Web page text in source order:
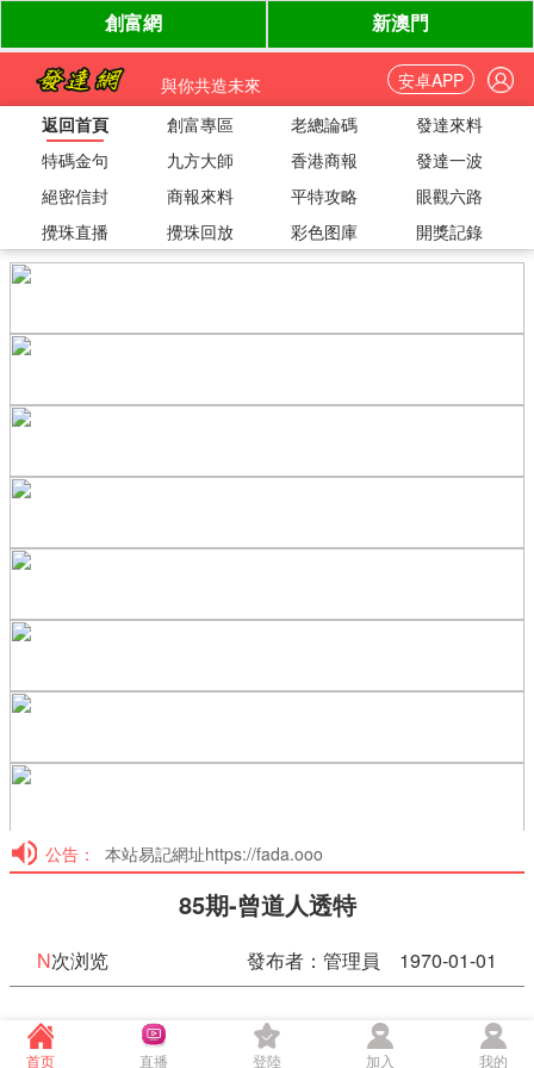
與你共造未來
安卓APP
返回首頁
創富專區 老總論碼
發達來料
特碼金句
九方大師 香港商報
發達一波
絕密信封
商報來料 平特攻略
眼觀六路
攪珠直播
攪珠回放 彩色图庫 開獎記錄
公告： 本站易記網址https://fada.ooo
85期-曾道人透特
N次浏览 發布者：管理員 1970-01-01
85期-曾道人透特
首页 直播 登陸 加入 我的